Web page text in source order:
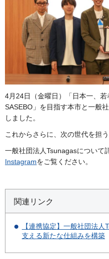
4月24日（金曜日）「日本一、
SASEBO」を目指す本市と一般
しました。
これからさらに、次の世代を担
一般社団法人Tsunagasについて
Instagramをご覧ください。
関連リンク
【連携協定】一般社団法
支える新たな仕組みを構築